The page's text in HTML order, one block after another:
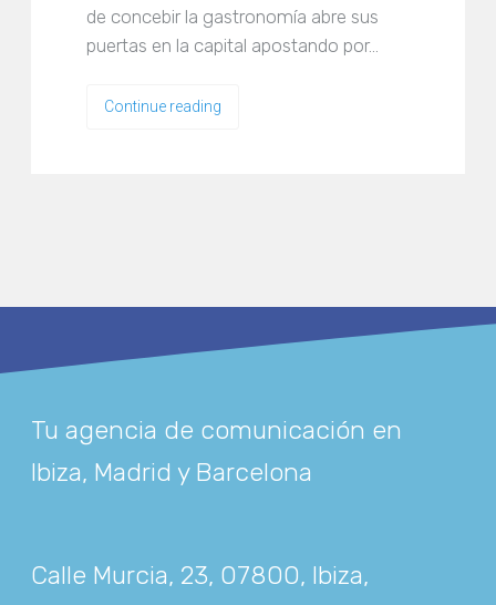
de concebir la gastronomía abre sus
puertas en la capital apostando por…
Continue reading
Tu agencia de comunicación en
Ibiza, Madrid y Barcelona
Calle Murcia, 23, 07800, Ibiza,